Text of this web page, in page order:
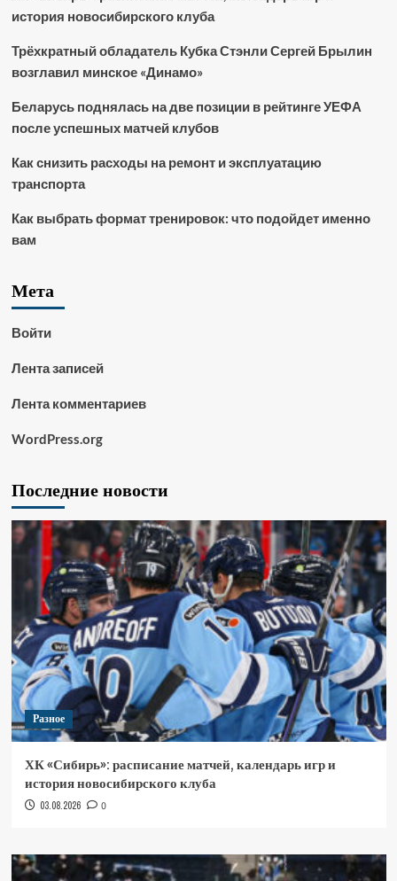
история новосибирского клуба
Трёхкратный обладатель Кубка Стэнли Сергей Брылин
возглавил минское «Динамо»
Беларусь поднялась на две позиции в рейтинге УЕФА
после успешных матчей клубов
Как снизить расходы на ремонт и эксплуатацию
транспорта
Как выбрать формат тренировок: что подойдет именно
вам
Мета
Войти
Лента записей
Лента комментариев
WordPress.org
Последние новости
Разное
ХК «Сибирь»: расписание матчей, календарь игр и
история новосибирского клуба
03.08.2026 0